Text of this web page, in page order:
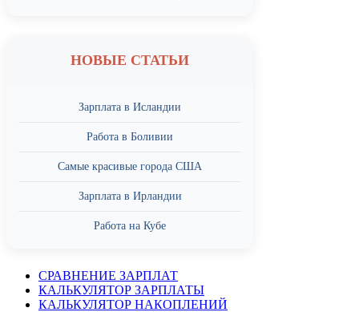
НОВЫЕ СТАТЬИ
Зарплата в Исландии
Работа в Боливии
Самые красивые города США
Зарплата в Ирландии
Работа на Кубе
СРАВНЕНИЕ ЗАРПЛАТ
КАЛЬКУЛЯТОР ЗАРПЛАТЫ
КАЛЬКУЛЯТОР НАКОПЛЕНИЙ